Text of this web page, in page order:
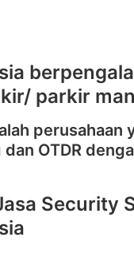
parkir
OTDR
Security